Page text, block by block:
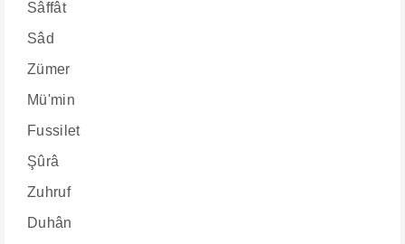
Sâffât
Sâd
Zümer
Mü'min
Fussilet
Şûrâ
Zuhruf
Duhân